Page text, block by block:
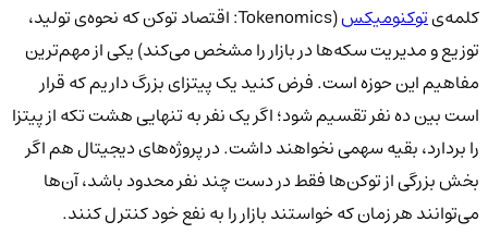
کلمه‌یتوکنومیکس
(Tokenomics: اقتصاد توکن که نحوه‌ی تولید،
توزیع و مدیریت سکه‌ها در بازار را مشخص می‌کند) یکی از مهم‌ترین
مفاهیم این حوزه است. فرض کنید یک پیتزای بزرگ داریم که قرار
است بین ده نفر تقسیم شود؛ اگر یک نفر به تنهایی هشت تکه از پیتزا
را بردارد، بقیه سهمی نخواهند داشت. در پروژه‌های دیجیتال هم اگر
بخش بزرگی از توکن‌ها فقط در دست چند نفر محدود باشد، آن‌ها
می‌توانند هر زمان که خواستند بازار را به نفع خود کنترل کنند.